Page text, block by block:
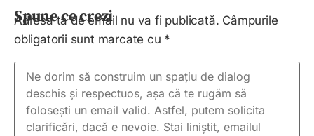
Spune ce crezi
Adresa ta de email nu va fi publicată. Câmpurile
obligatorii sunt marcate cu *